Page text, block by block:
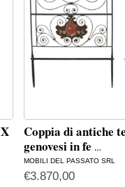
Coppia di antiche
genovesi in fe …
MOBILI DEL PASSATO SRL
€3.870,00